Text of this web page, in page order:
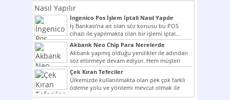
Nasıl Yapılır
İngenico Pos İşlem İptali Nasıl Yapılır
İş Bankası’na ait olan söz konusu bu POS
cihazı ile yapılmakta olan bir işlemi iptal...
Akbank Neo Chip Para Nerelerde
Kullanılır?
Akbank yapmış olduğu yenilikler ile adından
söz ettirmeye devam ediyor. Hem müşteri
potansiyelini arttırmak hem...
Çek Kıran Tefeciler
Ülkemizde kullanılmakta olan pek çok farklı
ödeme yolu ve yöntemi mevcut olmak ile
beraber bunlar...